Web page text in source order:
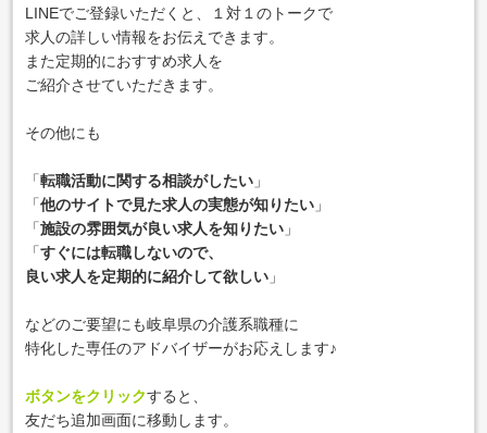
LINEでご登録いただくと、１対１のトークで
求人の詳しい情報をお伝えできます。
また定期的におすすめ求人を
ご紹介させていただきます。
その他にも
「転職活動に関する相談がしたい 」
「他のサイトで見た求人の実態が知りたい 」
「施設の雰囲気が良い求人を知りたい 」
「すぐには転職しないので、
良い求人を定期的に紹介して欲しい 」
などのご要望にも岐阜県の介護系職種に
特化した専任のアドバイザーがお応えします♪
ボタンをクリックすると、
友だち追加画面に移動します。